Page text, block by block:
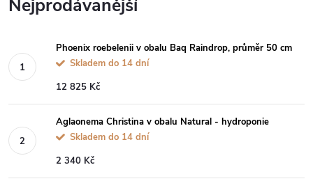
Nejprodávanější
Phoenix roebelenii v obalu Baq Raindrop, průměr 50 cm
Skladem do 14 dní
12 825 Kč
Aglaonema Christina v obalu Natural - hydroponie
Skladem do 14 dní
2 340 Kč